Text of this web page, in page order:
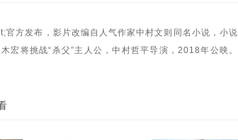
方发布，影片改编自人气作家中村文则同名小说，小说
宏将挑战“杀父”主人公，中村哲平导演，2018年公映。